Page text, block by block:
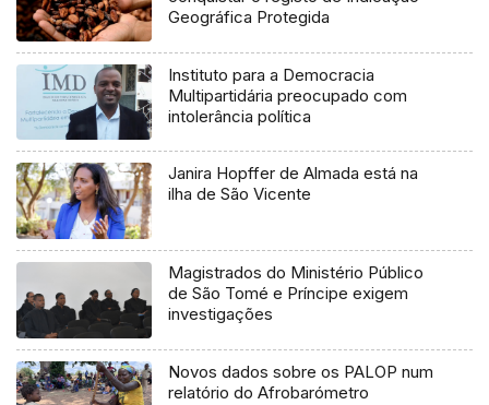
Geográfica Protegida
Instituto para a Democracia
Multipartidária preocupado com
intolerância política
Janira Hopffer de Almada está na
ilha de São Vicente
Magistrados do Ministério Público
de São Tomé e Príncipe exigem
investigações
Novos dados sobre os PALOP num
relatório do Afrobarómetro